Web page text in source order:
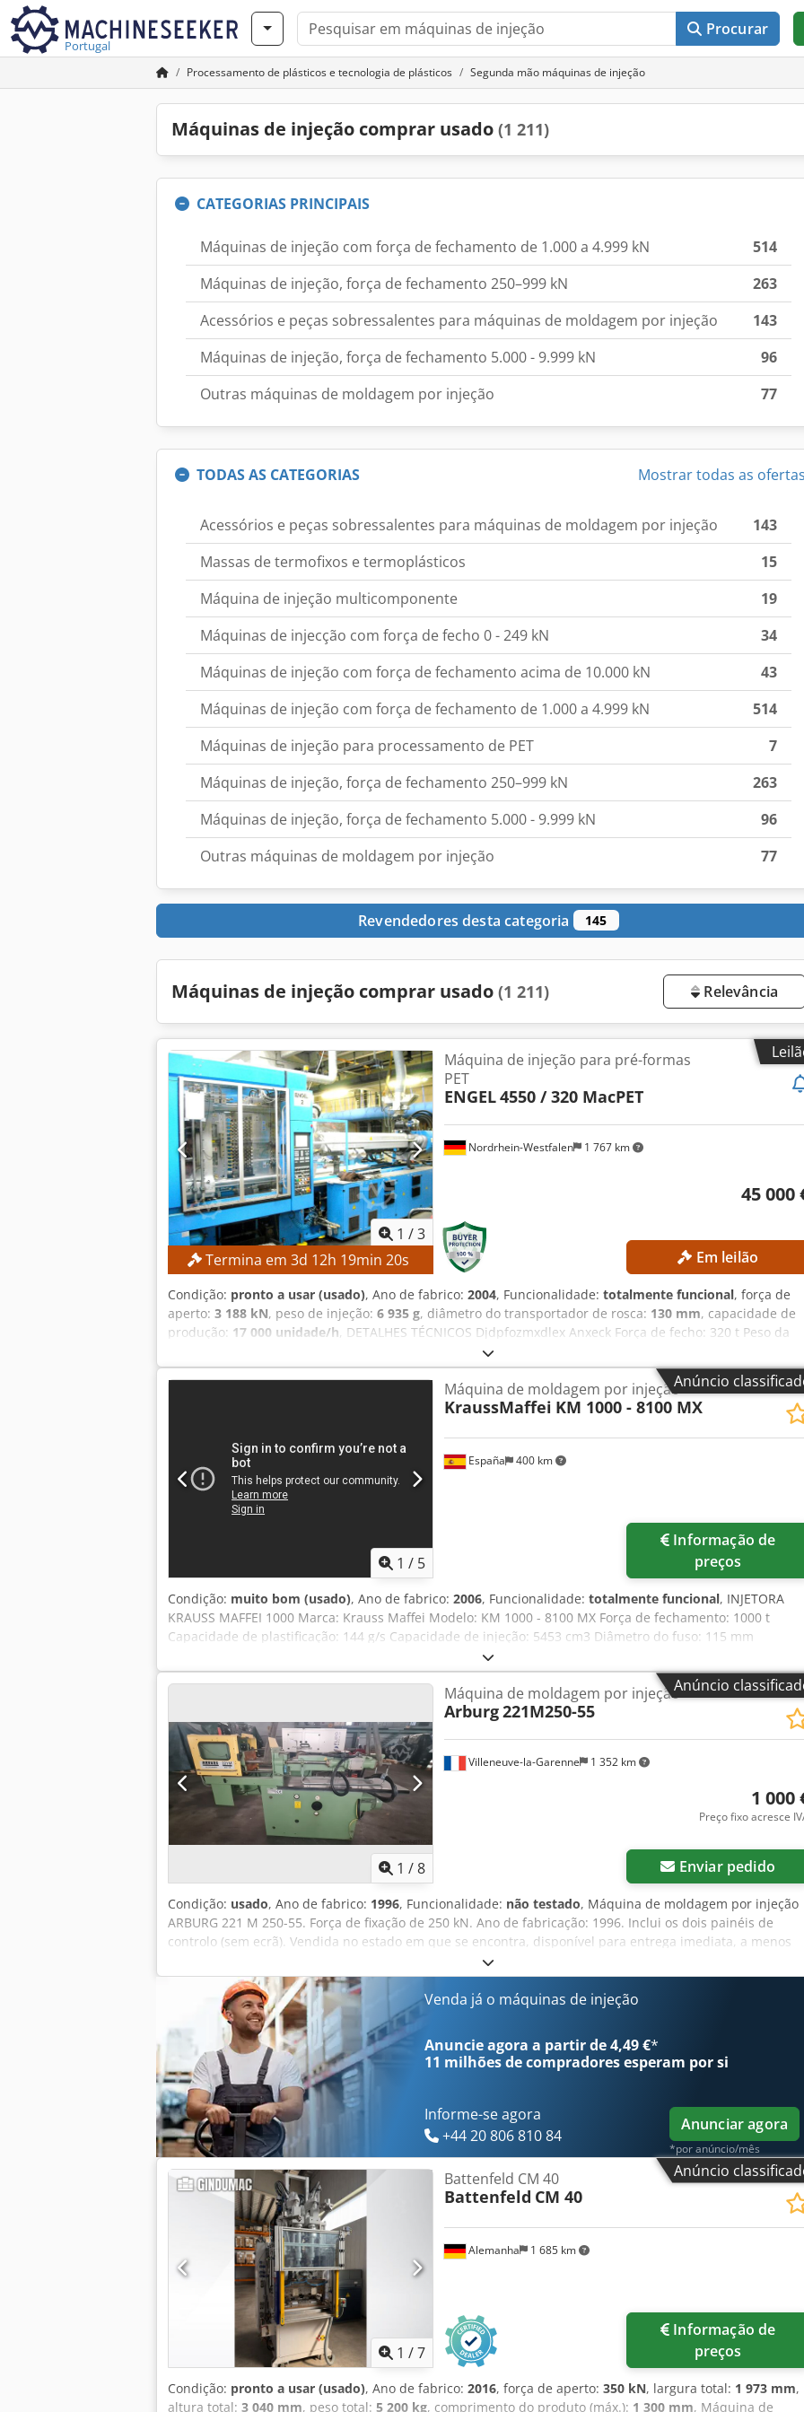
Portugal
Procurar
Processamento de plásticos e tecnologia de plásticos Segunda mão máquinas de injeção
Máquinas de injeção comprar usado (1 211)
CATEGORIAS PRINCIPAIS
Máquinas de injeção com força de fechamento de 1.000 a 4.999 kN
514
Máquinas de injeção, força de fechamento 250–999 kN
263
Acessórios e peças sobressalentes para máquinas de moldagem por injeção
143
Máquinas de injeção, força de fechamento 5.000 - 9.999 kN
96
Outras máquinas de moldagem por injeção
77
TODAS AS CATEGORIAS Mostrar todas as
Acessórios e peças sobressalentes para máquinas de moldagem por injeção
143
Massas de termofixos e termoplásticos
15
Máquina de injeção multicomponente
19
Máquinas de injecção com força de fecho 0 - 249 kN
34
Máquinas de injeção com força de fechamento acima de 10.000 kN
43
Máquinas de injeção com força de fechamento de 1.000 a 4.999 kN
514
Máquinas de injeção para processamento de PET
7
Máquinas de injeção, força de fechamento 250–999 kN
263
Máquinas de injeção, força de fechamento 5.000 - 9.999 kN
96
Outras máquinas de moldagem por injeção
77
Revendedores desta categoria 145
Máquinas de injeção comprar usado (1 211) Relevância
1 /3
Termina em3d 12h 19min19s
Nordrhein-Westfalen 1 767 km
Máquina de injeção para pré-formas
PET
ENGEL4550 / 320 MacPET
45 000
Em leilão
Condição: pronto a usar (usado), Ano de fabrico: 2004, Funcionalidade: totalmente funcional, força de
aperto: 3 188 kN, peso de injeção: 6 935 g, diâmetro do transportador de rosca: 130 mm, capacidade de
produção: 17 000 unidade/h, DETALHES TÉCNICOS Djdpfozmxdlex Anxeck Força de fecho: 320 t Peso da
injeção: 6.935 g Diâmetro do parafuso: 130 mm Desempenho: 17.000 pré-formas/h DETALHES DA
MÁQUINA Dimensões: 72 cavidades, 4 estágios EQUIPAMENTO Conjunto de extração Esteira
transportadora LT/h 1825 Robô TPS TRT-M4-72-E Pode ser selecionada uma das duas opções de molde:
Opção 1: Molde MHT de 72 cavidades para garrafas de 30,8 g PCO 1810 ou 1881 (modelo curto, anel de
gargalo de 28 mm, garrafas de 1,5 litros) Opção 2: 72 conjuntos de núcleos para garrafas de 27,8 g PCO
1810 ou 1881 (modelo curto, anel de gargalo de 28 mm, garrafas de 1,0 litro) Nota: Além da máquina,
apenas um secador e um sistema de arrefecimento são necessários para iniciar a produção.
Anúncio
1 / 5
España 400 km
Máquina de moldagem por injeção
KraussMaffei KM 1000 - 8100 MX
preços
Condição: muito bom (usado), Ano de fabrico: 2006, Funcionalidade: totalmente funcional, INJETORA
KRAUSS MAFFEI 1000 Marca: Krauss Maffei Modelo: KM 1000 - 8100 MX Força de fechamento: 1000 t
Capacidade de plastificação: 144 g/s Capacidade de injeção: 5453 cm3 Diâmetro do fuso: 115 mm
Distância entre colunas horizontal: 1400 mm Distância entre colunas vertical: 1150 mm Largura da placa:
1960 mm Altura da placa: 1710 mm Dedpfxszg Uzye Anxsck Espessura mínima/máxima do molde:
Anúncio
1 /8
Villeneuve-la-Garenne 1 352 km
Máquina de moldagem por injeção
Arburg221M250-55
1 000
Preço fixo acresce
Enviar pedido
Condição: usado, Ano de fabrico: 1996, Funcionalidade: não testado, Máquina de moldagem por injeção
ARBURG 221 M 250-55. Força de fixação de 250 kN. Ano de fabricação: 1996. Inclui os dois painéis de
controlo (sem ecrã). Vendida no estado em que se encontra, disponível para entrega imediata, a menos
que seja vendida entretanto. Pode ser visitada e inspecionada no nosso armazém, que está aberto das
9h00 às 16h30, de segunda a sexta-feira. Endereço: 11/14 Avenue Marcelin Berthelot, 92390 Villeneuve-
Garenne, França. Preço: 1000€, com carregamento no seu camião. Não hesite em contactar-nos se
necessitar de mais informações. Dsdpfx Aoztgpcsnxock
Venda já o máquinas de injeção
Anuncie agora a partir de 4,49 €*
11 milhões de compradoresesperam por si
Informe-se agora
+44 20 806 810 84
Anunciar agora
*por anúncio/mês
Anúncio
1 /7
Alemanha 1 685 km
Battenfeld CM 40
Battenfeld CM 40
preços
Condição: pronto a usar (usado), Ano de fabrico: 2016, força de aperto: 350 kN, largura total: 1 973 mm,
altura total: 3 040 mm, peso total: 5 200 kg, comprimento do produto (máx.): 1 300 mm, Máquina de